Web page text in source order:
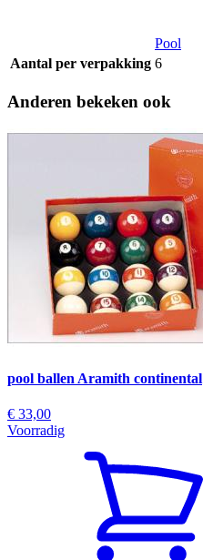
Pool
Aantal per verpakking 6
Anderen bekeken ook
pool ballen Aramith continental
€ 33,00
Voorradig